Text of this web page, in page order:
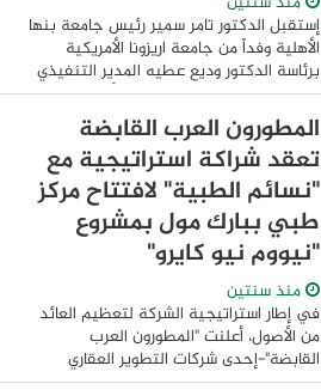
إستقبل الدكتور تامر سمير رئيس جامعة بنها
الأهلية وفداً من جامعة اريزونا الأمريكية
برئاسة الدكتور وديع عطيه المدير التنفيذي
للبرامج المشتركة لجامعة ولاية أريزونا
والدكتورة رشا وهيب مدير البرامج ...
المطورون العرب القابضة
تعقد شراكة استراتيجية مع
"نسائم الطبية" لافتتاح مركز
طبي ببارك مول بمشروع
"نيووم نيو كايرو"
منذ سنتين
في إطار استراتيجية الشركة لتعظيم العائد
من الأصول، أعلنت "المطورون العرب
القابضة"-إحدى شركات التطوير العقاري
الرائدة- التعاقد مع مجموعة نسائم الطبية،